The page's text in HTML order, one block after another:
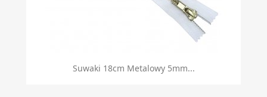
Suwaki 18cm Metalowy 5mm...